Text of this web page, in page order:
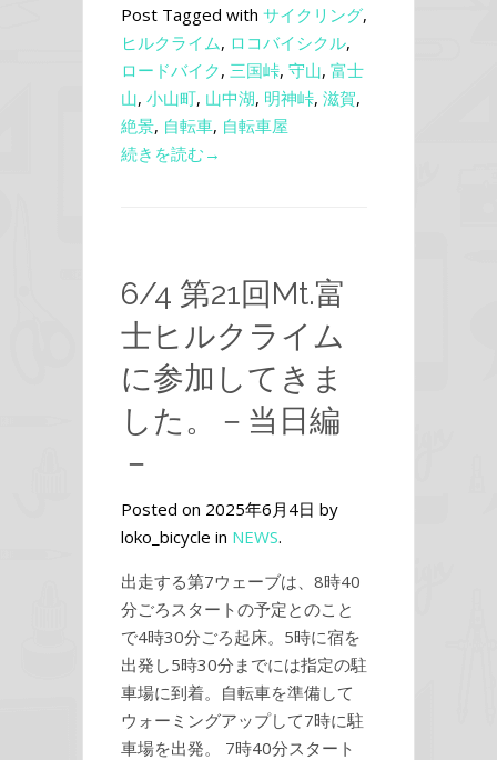
Post Tagged with サイクリング,
ヒルクライム, ロコバイシクル,
ロードバイク, 三国峠, 守山, 富士
山, 小山町, 山中湖, 明神峠, 滋賀,
絶景, 自転車, 自転車屋
続きを読む→
6/4 第21回Mt.富
士ヒルクライム
に参加してきま
した。－当日編
－
Posted on 2025年6月4日 by
loko_bicycle in NEWS.
出走する第7ウェーブは、8時40
分ごろスタートの予定とのこと
で4時30分ごろ起床。5時に宿を
出発し5時30分までには指定の駐
車場に到着。自転車を準備して
ウォーミングアップして7時に駐
車場を出発。 7時40分スタート